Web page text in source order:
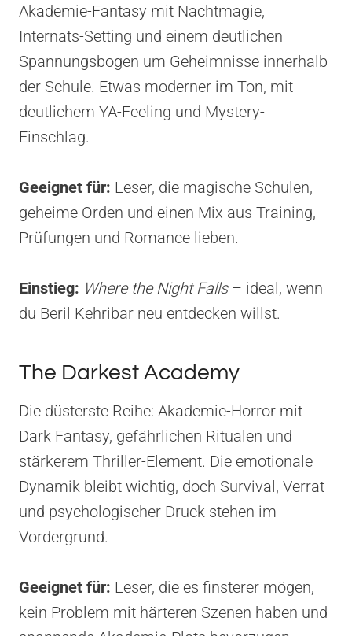
Akademie-Fantasy mit Nachtmagie,
Internats-Setting und einem deutlichen
Spannungsbogen um Geheimnisse innerhalb
der Schule. Etwas moderner im Ton, mit
deutlichem YA-Feeling und Mystery-
Einschlag.
Geeignet für: Leser, die magische Schulen,
geheime Orden und einen Mix aus Training,
Prüfungen und Romance lieben.
Einstieg: Where the Night Falls– ideal, wenn
du Beril Kehribar neu entdecken willst.
The Darkest Academy
Die düsterste Reihe: Akademie-Horror mit
Dark Fantasy, gefährlichen Ritualen und
stärkerem Thriller-Element. Die emotionale
Dynamik bleibt wichtig, doch Survival, Verrat
und psychologischer Druck stehen im
Vordergrund.
Geeignet für: Leser, die es finsterer mögen,
kein Problem mit härteren Szenen haben und